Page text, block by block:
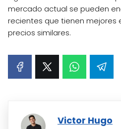
mercado actual se pueden
recientes que tienen mejores
precios similares.
Victor Hugo